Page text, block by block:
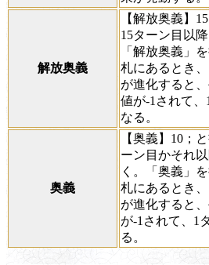
解放奥義
【解放奥義】
15ターン目以
「解放奥義」
札にあるとき
が進化すると
値が-1されて
なる。
奥義
【奥義】10；
ーン目かそれ
く。「奥義」
札にあるとき
が進化すると
が-1されて、1
る。